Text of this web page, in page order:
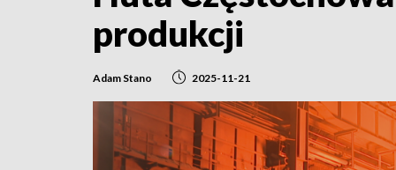
produkcji
Adam Stano 2025-11-21